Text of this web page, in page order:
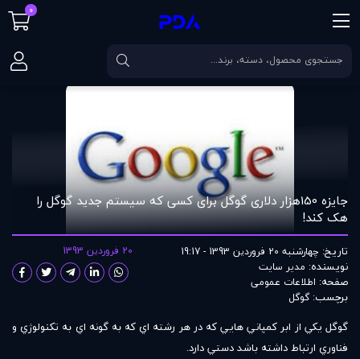
صفحه اصلی مقالات جایزه 150هزار دلاری گوگل برای کسی که سيستم جديد گوگل را هک کند!
جایزه 150هزار دلاری گوگل برای کسی که سيستم جديد گوگل را
هک کند!
تاریخ: چهارشنبه 20 فروردین 1393 - 19:17
نویسنده: مدير سايت
صفحه: اطلاعات عمومی
برچسب:گوگل
20 فروردین 1393
گوگل يکي از ابر کمپاني هايي که در هر رشته اي که به گونه اي به تکنولوژي و
فناوري ارتباط داشته باشد دستي دارد.
0